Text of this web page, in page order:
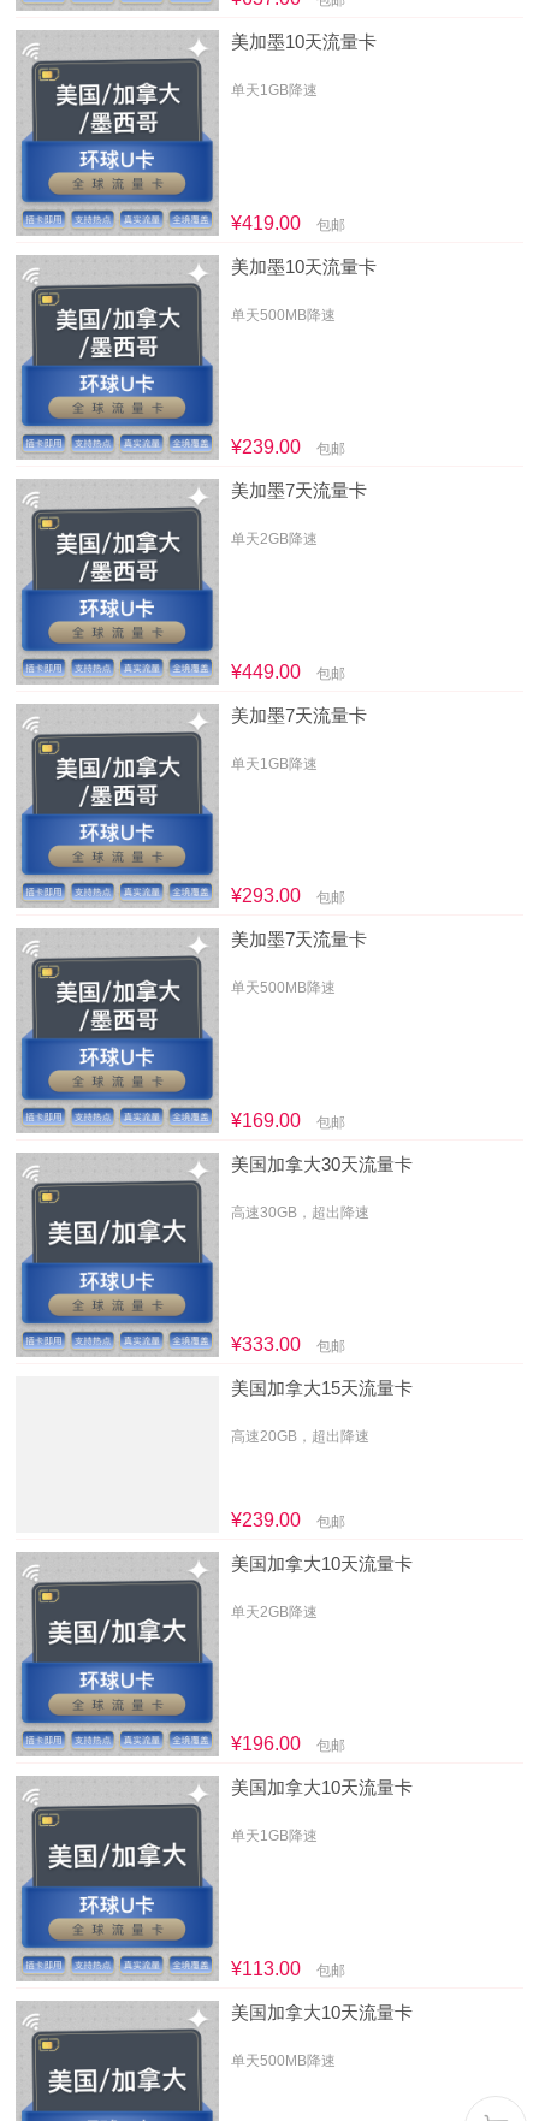
美加墨10天流量卡
单天1GB降速
¥419.00 包邮
美加墨10天流量卡
单天500MB降速
¥239.00 包邮
美加墨7天流量卡
单天2GB降速
¥449.00 包邮
美加墨7天流量卡
单天1GB降速
¥293.00 包邮
美加墨7天流量卡
单天500MB降速
¥169.00 包邮
美国加拿大30天流量卡
高速30GB，超出降速
¥333.00 包邮
美国加拿大15天流量卡
高速20GB，超出降速
¥239.00 包邮
美国加拿大10天流量卡
单天2GB降速
¥196.00 包邮
美国加拿大10天流量卡
单天1GB降速
¥113.00 包邮
美国加拿大10天流量卡
单天500MB降速